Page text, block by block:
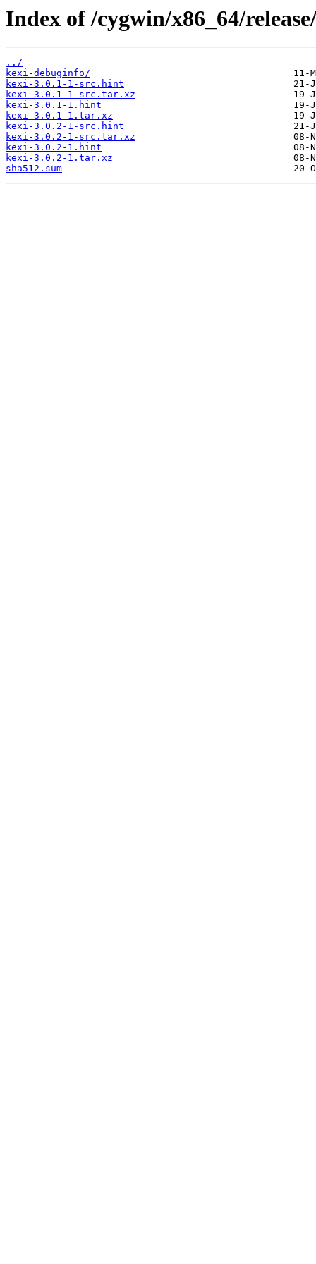
Index of /cygwin/x86_64/
../
kexi-debuginfo/
kexi-3.0.1-1-src.hint
kexi-3.0.1-1-src.tar.xz
kexi-3.0.1-1.hint
kexi-3.0.1-1.tar.xz
kexi-3.0.2-1-src.hint
kexi-3.0.2-1-src.tar.xz
kexi-3.0.2-1.hint
kexi-3.0.2-1.tar.xz
sha512.sum